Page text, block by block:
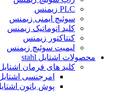
PLC زیمنس
سوئیچ ایمنی زیمنس
کلید اتوماتیک زیمنس
کنتاکتور زیمنس
لیمیت سوئیچ زیمنس
محصولات اشتایل stahl
کلید های فرمان
امرجنسی
پوش باتون